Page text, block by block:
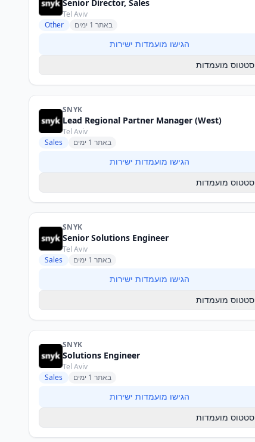
Senior Director, Sales
Tel Aviv
Other
באתר 1 ימים
הגישו מועמדות ישירות
סטטוס מועמדות
SNYK
Lead Regional Partner Manager (West)
Tel Aviv
Sales
באתר 1 ימים
הגישו מועמדות ישירות
סטטוס מועמדות
SNYK
Senior Solutions Engineer
Tel Aviv
Sales
באתר 1 ימים
הגישו מועמדות ישירות
סטטוס מועמדות
SNYK
Solutions Engineer
Tel Aviv
Sales
באתר 1 ימים
הגישו מועמדות ישירות
סטטוס מועמדות